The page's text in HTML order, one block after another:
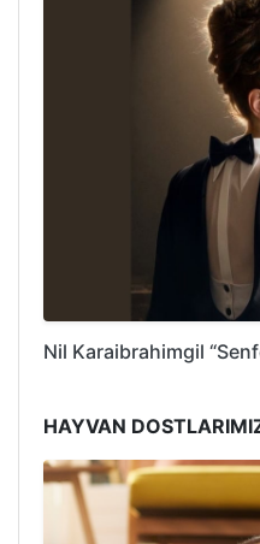
Nil Karaibrahimgil
HAYVAN